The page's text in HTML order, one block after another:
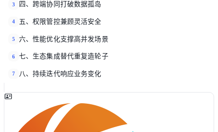
3 四、跨端协同打破数据孤岛
4 五、权限管控兼顾灵活安全
5 六、性能优化支撑高并发场景
6 七、生态集成替代重复造轮子
7 八、持续迭代响应业务变化